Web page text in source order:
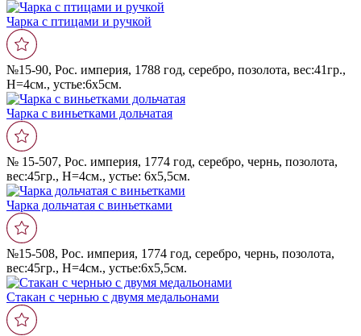
Чарка с птицами и ручкой
№15-90, Рос. империя, 1788 год, серебро, позолота, вес:41гр.,
Н=4см., устье:6х5см.
Чарка с виньетками дольчатая
№ 15-507, Рос. империя, 1774 год, серебро, чернь, позолота,
вес:45гр., Н=4см., устье: 6х5,5см.
Чарка дольчатая с виньетками
№15-508, Рос. империя, 1774 год, серебро, чернь, позолота,
вес:45гр., Н=4см., устье:6х5,5см.
Стакан с чернью с двумя медальонами